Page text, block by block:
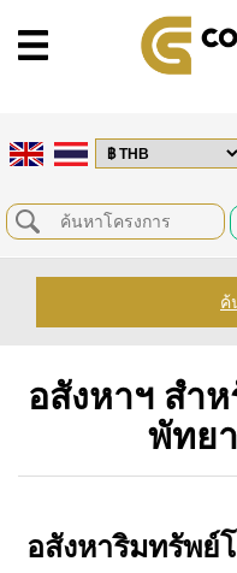
ค้
อสังหาฯ สำ
พัทย
อสังหาริมทรัพย์